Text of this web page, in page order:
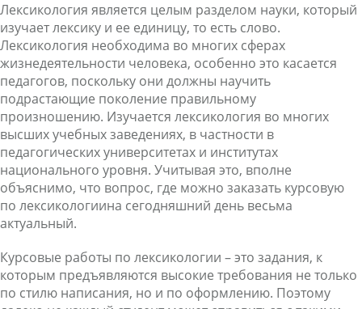
Лексикология является целым разделом науки, который
изучает лексику и ее единицу, то есть слово.
Лексикология необходима во многих сферах
жизнедеятельности человека, особенно это касается
педагогов, поскольку они должны научить
подрастающие поколение правильному
произношению. Изучается лексикология во многих
высших учебных заведениях, в частности в
педагогических университетах и институтах
национального уровня. Учитывая это, вполне
объяснимо, что вопрос, где можно заказать курсовую
по лексикологиина сегодняшний день весьма
актуальный.
Курсовые работы по лексикологии – это задания, к
которым предъявляются высокие требования не только
по стилю написания, но и по оформлению. Поэтому